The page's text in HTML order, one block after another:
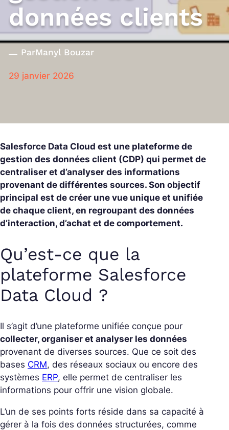
données clients
ParManyl Bouzar
29 janvier 2026
Salesforce Data Cloud est une plateforme de
gestion des données client (CDP) qui permet de
centraliser et d’analyser des informations
provenant de différentes sources. Son objectif
principal est de créer une vue unique et unifiée
de chaque client, en regroupant des données
d’interaction, d’achat et de comportement.
Qu’est-ce que la
plateforme Salesforce
Data Cloud ?
Il s’agit d’une plateforme unifiée conçue pour
collecter, organiser et analyser les données
provenant de diverses sources. Que ce soit des
bases CRM, des réseaux sociaux ou encore des
systèmes ERP, elle permet de centraliser les
informations pour offrir une vision globale.
L’un de ses points forts réside dans sa capacité à
gérer à la fois des données structurées, comme